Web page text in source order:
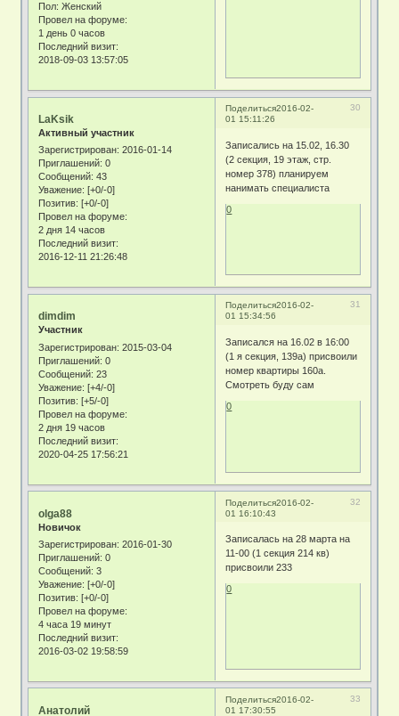
Пол: Женский
Провел на форуме:
1 день 0 часов
Последний визит:
2018-09-03 13:57:05
Поделиться 30
2016-02-
01 15:11:26
LaKsik
Активный участник
Зарегистрирован: 2016-01-14
Приглашений: 0
Сообщений: 43
Уважение: [+0/-0]
Позитив: [+0/-0]
Провел на форуме:
2 дня 14 часов
Последний визит:
2016-12-11 21:26:48
Записались на 15.02, 16.30
(2 секция, 19 этаж, стр.
номер 378) планируем
нанимать специалиста
0
Поделиться 31
2016-02-
01 15:34:56
dimdim
Участник
Зарегистрирован: 2015-03-04
Приглашений: 0
Сообщений: 23
Уважение: [+4/-0]
Позитив: [+5/-0]
Провел на форуме:
2 дня 19 часов
Последний визит:
2020-04-25 17:56:21
Записался на 16.02 в 16:00
(1 я секция, 139а) присвоили
номер квартиры 160а.
Смотреть буду сам
0
Поделиться 32
2016-02-
01 16:10:43
olga88
Новичок
Зарегистрирован: 2016-01-30
Приглашений: 0
Сообщений: 3
Уважение: [+0/-0]
Позитив: [+0/-0]
Провел на форуме:
4 часа 19 минут
Последний визит:
2016-03-02 19:58:59
Записалась на 28 марта на
11-00 (1 секция 214 кв)
присвоили 233
0
Поделиться 33
2016-02-
01 17:30:55
Анатолий